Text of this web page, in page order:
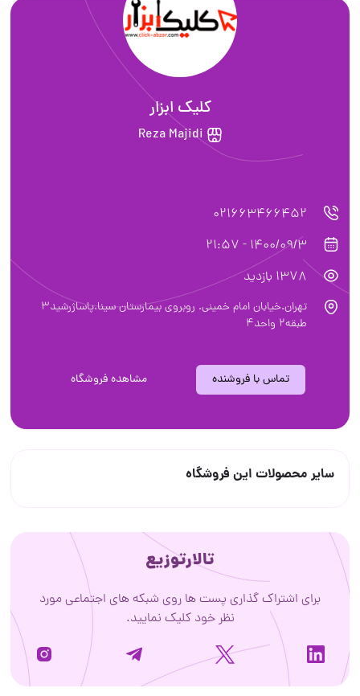
کلیک ابزار
Reza Majidi
021663466452
1400/09/3 - 21:57
1378 بازدید
تهران.خیابان امام خمینی. روبروی بیمارستان سینا.پاساژرشید3
طبقه2 واحد4
تماس با فروشنده مشاهده فروشگاه
سایر محصولات این فروشگاه
تالارتوزیع
برای اشتراک گذاری پست ها روی شبکه های اجتماعی مورد
نظر خود کلیک نمایید.